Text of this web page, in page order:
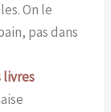
On le
pas dans
livres